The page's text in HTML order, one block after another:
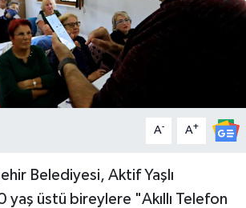
A- A+
Belediyesi, Aktif Yaşlı
üstü bireylere "Akıllı Telefon